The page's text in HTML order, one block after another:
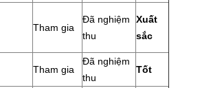
Tham gia
Đã nghiệm
thu
Xuất
sắc
Tham gia
Đã nghiệm
thu
Tốt